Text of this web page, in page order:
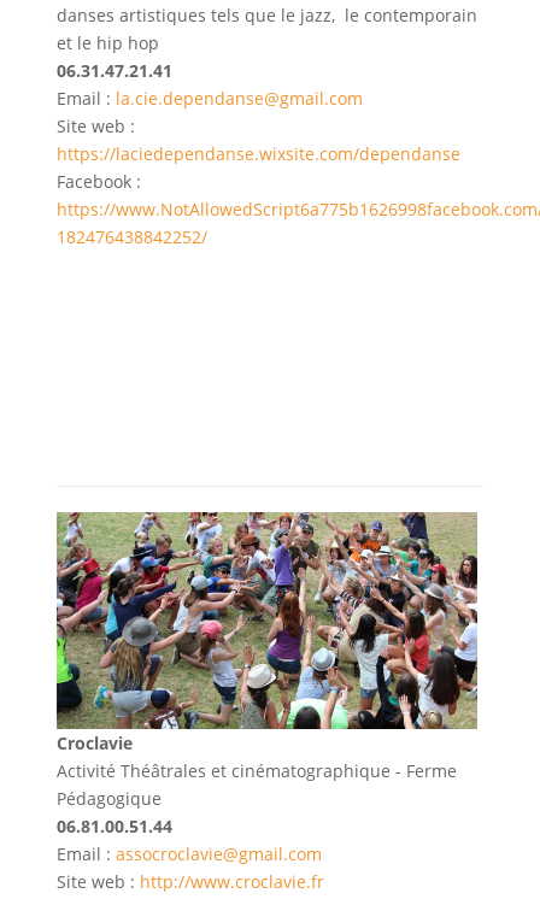
danses artistiques tels que le jazz, le contemporain
et le hip hop
06.31.47.21.41
Email : la.cie.dependanse@gmail.com
Site web :
https://laciedependanse.wixsite.com/dependanse
Facebook :
https://
182476438842252/
Croclavie
Activité Théâtrales et cinématographique - Ferme
Pédagogique
06.81.00.51.44
Email : assocroclavie@gmail.com
Site web : http://www.croclavie.fr